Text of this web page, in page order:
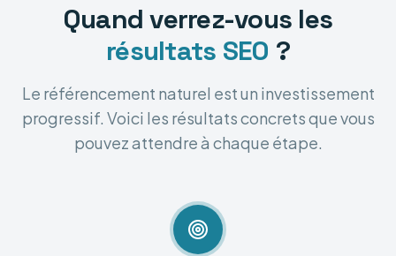
Quand verrez-vous les
résultats SEO ?
Le référencement naturel est un investissement
progressif. Voici les résultats concrets que vous
pouvez attendre à chaque étape.